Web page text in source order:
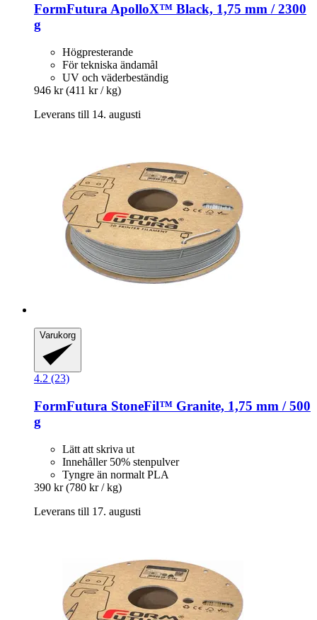
FormFutura ApolloX™ Black, 1,75 mm / 2300
g
Högpresterande
För tekniska ändamål
UV och väderbeständig
946 kr (411 kr / kg)
Leverans till 14. augusti
Varukorg
4.2 (23)
FormFutura StoneFil™ Granite, 1,75 mm / 500
g
Lätt att skriva ut
Innehåller 50% stenpulver
Tyngre än normalt PLA
390 kr (780 kr / kg)
Leverans till 17. augusti